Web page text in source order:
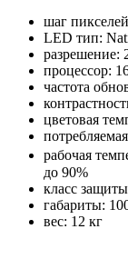
шаг
LED тип:
разрешение:
процессор:
частота
цветовая
рабочая
до 90%
класс
габариты:
вес: 12 кг